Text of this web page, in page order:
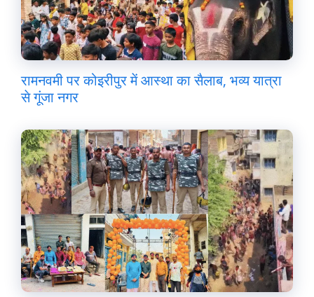
रामनवमी पर कोइरीपुर में आस्था का सैलाब, भव्य यात्रा
से गूंजा नगर